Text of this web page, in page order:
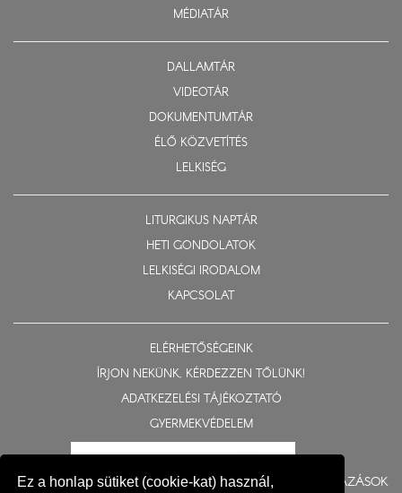
Ez a honlap sütiket (cookie-kat) használ,
MÉDIATÁR
DALLAMTÁR
VIDEOTÁR
DOKUMENTUMTÁR
ÉLŐ KÖZVETÍTÉS
LELKISÉG
LITURGIKUS NAPTÁR
HETI GONDOLATOK
LELKISÉGI IRODALOM
KAPCSOLAT
ELÉRHETŐSÉGEINK
ÍRJON NEKÜNK, KÉRDEZZEN TŐLÜNK!
ADATKEZELÉSI TÁJÉKOZTATÓ
GYERMEKVÉDELEM
BERUHÁZÁSOK